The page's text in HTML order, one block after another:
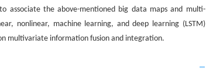
associate the above-mentioned big data maps and multi-
nonlinear, machine learning, and deep learning (LSTM)
multivariate information fusion and integration.